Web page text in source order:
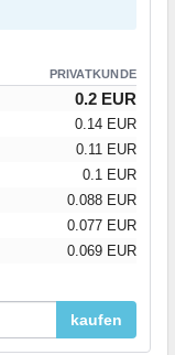
PRIVATKUNDE
0.2 EUR
0.14 EUR
0.11 EUR
0.1 EUR
0.088 EUR
0.077 EUR
0.069 EUR
kaufen